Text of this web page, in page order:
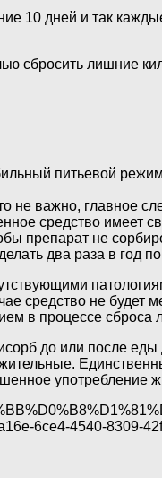
10 дней и так
сбросить лишние
питьевой
не важно, главное
средство
препарат не
два раза в год
не будет
в процессе сброса
до или после
употребление
6ce4-4540-8309-